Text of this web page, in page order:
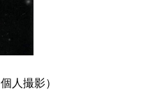
個人撮影）